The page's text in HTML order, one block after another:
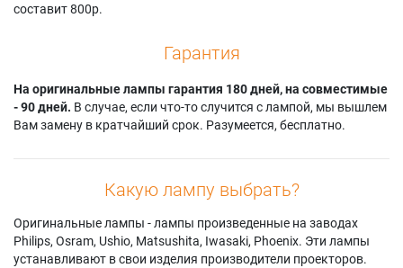
составит 800р.
Гарантия
На оригинальные лампы гарантия 180 дней, на совместимые
- 90 дней. В случае, если что-то случится с лампой, мы вышлем
Вам замену в кратчайший срок. Разумеется, бесплатно.
Какую лампу выбрать?
Оригинальные лампы - лампы произведенные на заводах
Philips, Osram, Ushio, Matsushita, Iwasaki, Phoenix. Эти лампы
устанавливают в свои изделия производители проекторов.